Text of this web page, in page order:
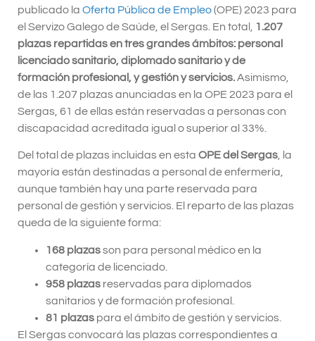
publicado la Oferta Pública de Empleo(OPE) 2023 para
el Servizo Galego de Saúde, el Sergas. En total,
1.207
plazas repartidas en tres grandes ámbitos: personal
licenciado sanitario, diplomado sanitario y de
formación profesional, y gestión y servicios.Asimismo,
de las 1.207 plazas anunciadas en la OPE 2023 para el
Sergas, 61 de ellas están reservadas a personas con
discapacidad acreditada igual o superior al 33%.
Del total de plazas incluidas en esta OPE del Sergas, la
mayoría están destinadas a personal de enfermería,
aunque también hay una parte reservada para
personal de gestión y servicios. El reparto de las plazas
queda de la siguiente forma:
168 plazasson para personal médico en la
categoría de licenciado.
958 plazas reservadas para diplomados
sanitarios y de formación profesional.
81 plazas para el ámbito de gestión y servicios.
El Sergas convocará las plazas correspondientes a